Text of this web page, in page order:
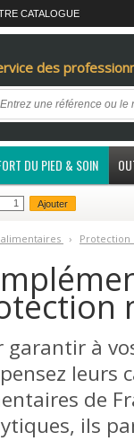
CATALOGUE
des
DU PIED & SOIN
Ajouter
› Protection
garantir à
leurs
de
ils